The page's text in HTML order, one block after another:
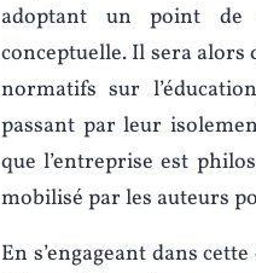
adoptant un point de
conceptuelle. Il sera alors
normatifs sur
passant par leur
que l’entreprise est
mobilisé par les auteurs
En s’engageant dans